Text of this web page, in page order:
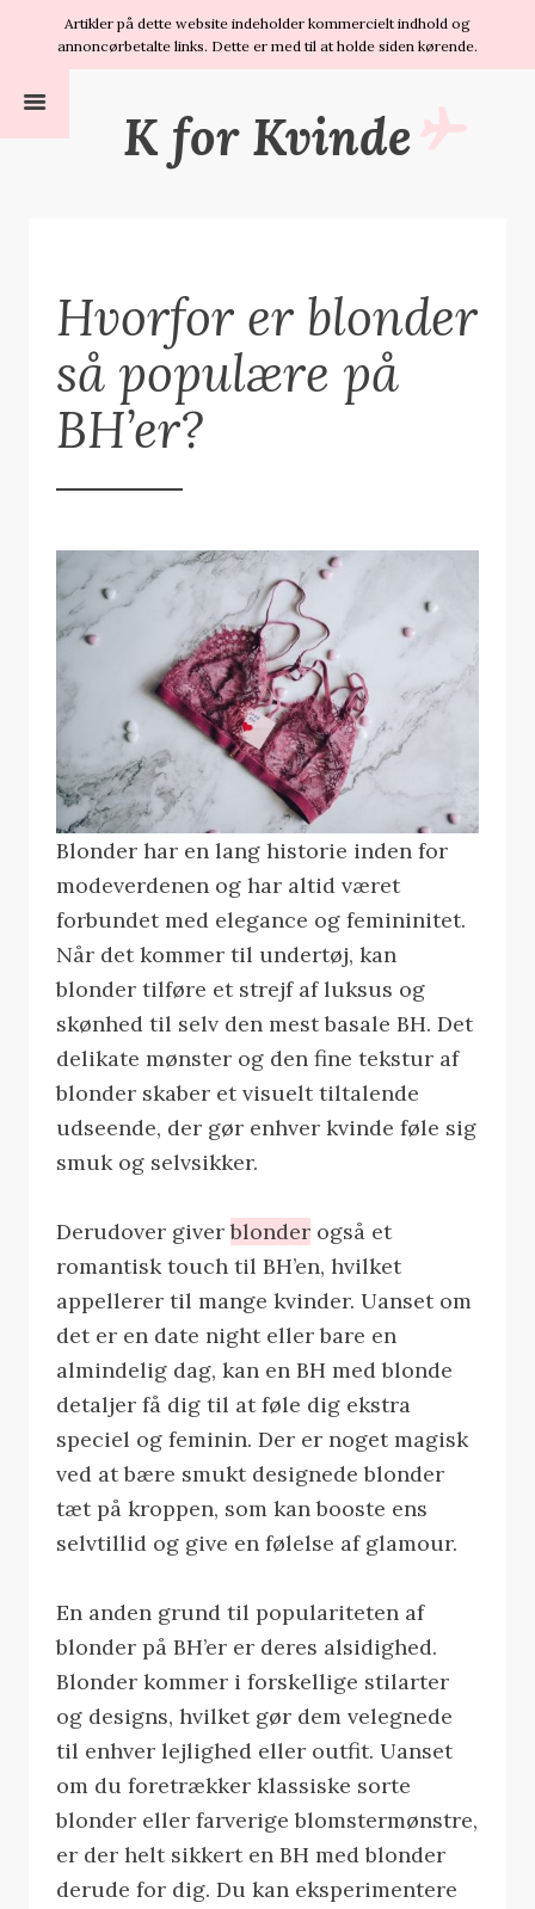
Artikler på dette website indeholder kommercielt indhold og
annoncørbetalte links. Dette er med til at holde siden kørende.
K for Kvinde
Hvorfor er blonder
så populære på
BH’er?
Blonder har en lang historie inden for
modeverdenen og har altid været
forbundet med elegance og femininitet.
Når det kommer til undertøj, kan
blonder tilføre et strejf af luksus og
skønhed til selv den mest basale BH. Det
delikate mønster og den fine tekstur af
blonder skaber et visuelt tiltalende
udseende, der gør enhver kvinde føle sig
smuk og selvsikker.
Derudover giverblonder også et
romantisk touch til BH’en, hvilket
appellerer til mange kvinder. Uanset om
det er en date night eller bare en
almindelig dag, kan en BH med blonde
detaljer få dig til at føle dig ekstra
speciel og feminin. Der er noget magisk
ved at bære smukt designede blonder
tæt på kroppen, som kan booste ens
selvtillid og give en følelse af glamour.
En anden grund til populariteten af
blonder på BH’er er deres alsidighed.
Blonder kommer i forskellige stilarter
og designs, hvilket gør dem velegnede
til enhver lejlighed eller outfit. Uanset
om du foretrækker klassiske sorte
blonder eller farverige blomstermønstre,
er der helt sikkert en BH med blonder
derude for dig. Du kan eksperimentere